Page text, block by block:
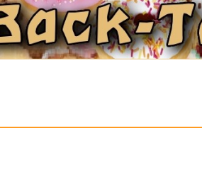
Anzeige